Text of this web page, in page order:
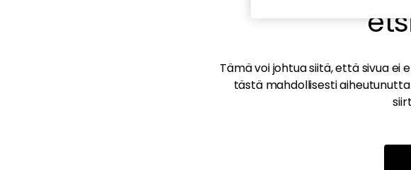
Tämä voi johtua siitä, että sivua
tästä mahdollisesti